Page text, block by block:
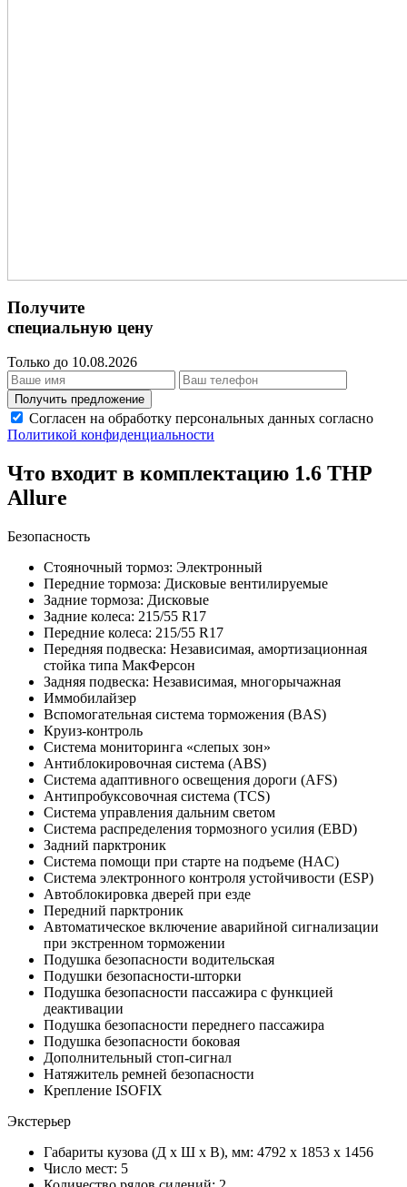
Получите
специальную цену
Только до 10.08.2026
Получить предложение
Согласен на обработку персональных данных согласно
Политикой конфиденциальности
Что входит в комплектацию 1.6 THP
Allure
Безопасность
Стояночный тормоз: Электронный
Передние тормоза: Дисковые вентилируемые
Задние тормоза: Дисковые
Задние колеса: 215/55 R17
Передние колеса: 215/55 R17
Передняя подвеска: Независимая, амортизационная
стойка типа МакФерсон
Задняя подвеска: Независимая, многорычажная
Иммобилайзер
Вспомогательная система торможения (BAS)
Круиз-контроль
Система мониторинга «слепых зон»
Антиблокировочная система (ABS)
Система адаптивного освещения дороги (AFS)
Антипробуксовочная система (TCS)
Система управления дальним светом
Система распределения тормозного усилия (EBD)
Задний парктроник
Система помощи при старте на подъеме (HAC)
Система электронного контроля устойчивости (ESP)
Автоблокировка дверей при езде
Передний парктроник
Автоматическое включение аварийной сигнализации
при экстренном торможении
Подушка безопасности водительская
Подушки безопасности-шторки
Подушка безопасности пассажира с функцией
деактивации
Подушка безопасности переднего пассажира
Подушка безопасности боковая
Дополнительный стоп-сигнал
Натяжитель ремней безопасности
Крепление ISOFIX
Экстерьер
Габариты кузова (Д x Ш x В), мм: 4792 x 1853 x 1456
Число мест: 5